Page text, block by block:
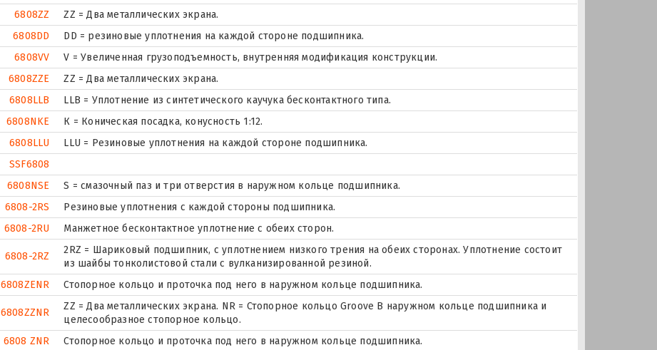
6808ZZ
ZZ = Два металлических экрана.
6808DD
DD = резиновые уплотнения на каждой стороне подшипника.
6808VV
V = Увеличенная грузоподъемность, внутренняя модификация конструкции.
6808ZZE
ZZ = Два металлических экрана.
6808LLB
LLB = Уплотнение из синтетического каучука бесконтактного типа.
6808NKE
К = Коническая посадка, конусность 1:12.
6808LLU
LLU = Резиновые уплотнения на каждой стороне подшипника.
SSF6808
6808NSE
S = смазочный паз и три отверстия в наружном кольце подшипника.
6808-2RS
Резиновые уплотнения с каждой стороны подшипника.
6808-2RU
Манжетное бесконтактное уплотнение с обеих сторон.
6808-2RZ
2RZ = Шариковый подшипник, с уплотнением низкого трения на обеих сторонах. Уплотнение состоит
из шайбы тонколистовой стали с вулканизированной резиной.
6808ZENR
Стопорное кольцо и проточка под него в наружном кольце подшипника.
6808ZZNR
ZZ = Два металлических экрана. NR = Стопорное кольцо Groove В наружном кольце подшипника и
целесообразное стопорное кольцо.
6808 ZNR
Стопорное кольцо и проточка под него в наружном кольце подшипника.